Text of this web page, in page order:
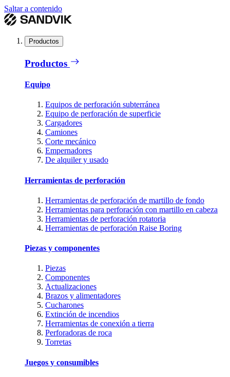
Saltar a contenido
Productos
Productos
Equipo
Equipos de perforación subterránea
Equipo de perforación de superficie
Cargadores
Camiones
Corte mecánico
Empernadores
De alquiler y usado
Herramientas de perforación
Herramientas de perforación de martillo de fondo
Herramientas para perforación con martillo en cabeza
Herramientas de perforación rotatoria
Herramientas de perforación Raise Boring
Piezas y componentes
Piezas
Componentes
Actualizaciones
Brazos y alimentadores
Cucharones
Extinción de incendios
Herramientas de conexión a tierra
Perforadoras de roca
Torretas
Juegos y consumibles